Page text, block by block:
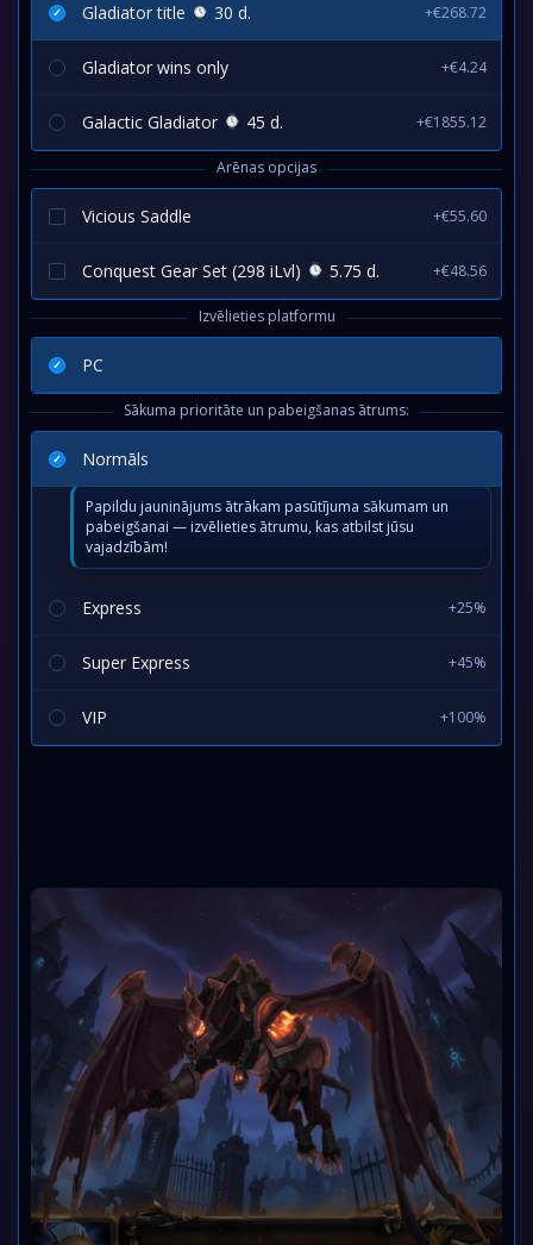
Gladiator title 30 d. +€268.72
Gladiator wins only +€4.24
Galactic Gladiator 45 d. +€1855.12
Arēnas opcijas
Vicious Saddle +€55.60
Conquest Gear Set (298 iLvl) 5.75 d. +€48.56
Izvēlieties platformu
PC
Sākuma prioritāte un pabeigšanas ātrums:
Normāls
Papildu jauninājums ātrākam pasūtījuma sākumam un
pabeigšanai — izvēlieties ātrumu, kas atbilst jūsu
vajadzībām!
Express +25%
Super Express +45%
VIP +100%